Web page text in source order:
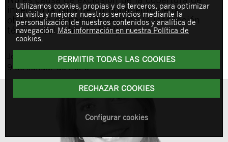
incendio la falta de cumplimiento de la
obligación de pasar la revisión la inspección
técnica del vehículo (ITV)
Perelló Coll
9 de Januar de 2026
Utilizamos cookies, propias y de terceros, para optimizar
su visita y mejorar nuestros servicios mediante la
personalización de nuestros contenidos y analítica de
navegación. Más información en nuestra Política de
cookies.
PERMITIR TODAS LAS COOKIES
RECHAZAR COOKIES
Configurar cookies